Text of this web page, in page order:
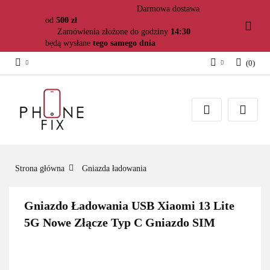
Darmowa dostawa
od 500 zł
Zamówienia złożone do godziny 14:30
będą wysłane tego samego dnia
Załóż konto
(0)
Strona główna Gniazda ładowania
Gniazdo Ładowania USB Xiaomi 13 Lite
5G Nowe Złącze Typ C Gniazdo SIM